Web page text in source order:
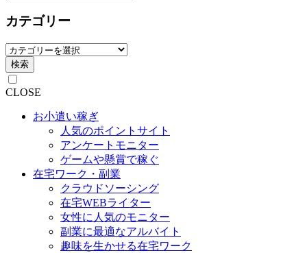
カテゴリー
検索
CLOSE
お小遣い稼ぎ
人気のポイントサイト
アンケートモニター
ゲームや懸賞で稼ぐ
在宅ワーク・副業
クラウドソーシング
在宅WEBライター
女性に人気のモニター
副業に最適なアルバイト
趣味を生かせる在宅ワーク